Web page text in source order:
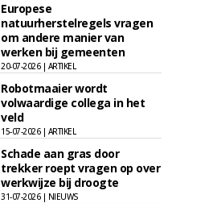
Europese
natuurherstelregels vragen
om andere manier van
werken bij gemeenten
20-07-2026 | ARTIKEL
Robotmaaier wordt
volwaardige collega in het
veld
15-07-2026 | ARTIKEL
Schade aan gras door
trekker roept vragen op over
werkwijze bij droogte
31-07-2026 | NIEUWS